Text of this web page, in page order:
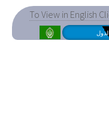
To View in English